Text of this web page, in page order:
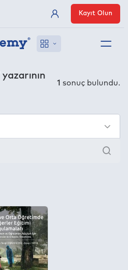
Üye Girişi
Kayıt Olun
yazarının
1 sonuç bulundu.
Ara